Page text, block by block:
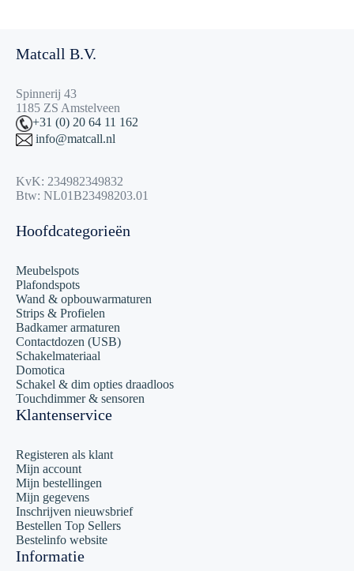
Matcall B.V.
Spinnerij 43
1185 ZS Amstelveen
+31 (0) 20 64 11 162
info@matcall.nl
KvK: 234982349832
Btw: NL01B23498203.01
Hoofdcategorieën
Meubelspots
Plafondspots
Wand & opbouwarmaturen
Strips & Profielen
Badkamer armaturen
Contactdozen (USB)
Schakelmateriaal
Domotica
Schakel & dim opties draadloos
Touchdimmer & sensoren
Klantenservice
Registeren als klant
Mijn account
Mijn bestellingen
Mijn gegevens
Inschrijven nieuwsbrief
Bestellen Top Sellers
Bestelinfo website
Informatie